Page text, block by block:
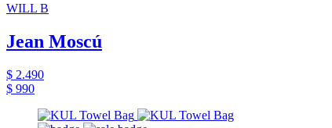
WILL B
Jean Moscú
$ 2.490
$ 990